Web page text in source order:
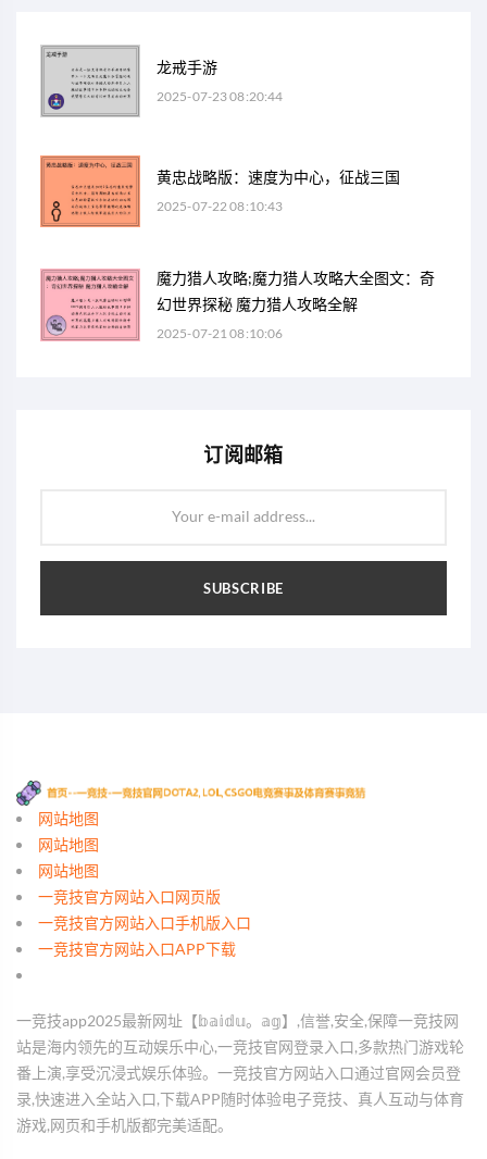
龙戒手游
2025-07-23 08:20:44
黄忠战略版：速度为中心，征战三国
2025-07-22 08:10:43
魔力猎人攻略;魔力猎人攻略大全图文：奇
幻世界探秘 魔力猎人攻略全解
2025-07-21 08:10:06
订阅邮箱
Your e-mail address...
SUBSCRIBE
网站地图
网站地图
网站地图
一竞技官方网站入口网页版
一竞技官方网站入口手机版入口
一竞技官方网站入口APP下载
一竞技app2025最新网址【𝕓𝕒𝕚𝕕𝕦。𝕒𝕘】,信誉,安全,保障一竞技网
站是海内领先的互动娱乐中心,一竞技官网登录入口,多款热门游戏轮
番上演,享受沉浸式娱乐体验。一竞技官方网站入口通过官网会员登
录,快速进入全站入口,下载APP随时体验电子竞技、真人互动与体育
游戏,网页和手机版都完美适配。